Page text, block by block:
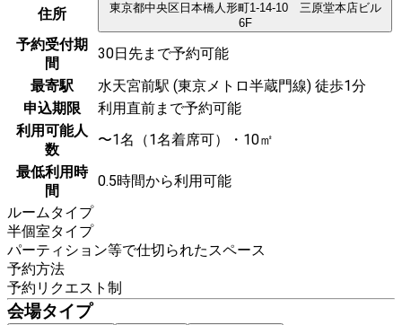
住所 東京都中央区日本橋人形町1-14-10 三原堂本店ビル
6F
予約受付期
間
30日先まで予約可能
最寄駅
水天宮前駅 (東京メトロ半蔵門線) 徒歩1分
申込期限
利用直前まで予約可能
利用可能人
数
〜1名（1名着席可）・10㎡
最低利用時
間
0.5時間から利用可能
ルームタイプ
半個室タイプ
パーティション等で仕切られたスペース
予約方法
予約リクエスト制
会場タイプ